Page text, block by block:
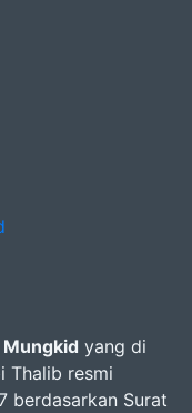
Mungkid yang di
Thalib resmi
berdasarkan Surat